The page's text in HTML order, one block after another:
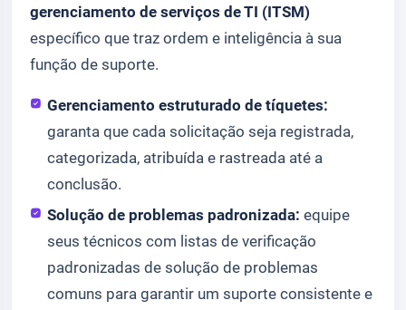
gerenciamento de serviços de TI (ITSM)
específico que traz ordem e inteligência à sua
função de suporte.
Gerenciamento estruturado de tíquetes:
garanta que cada solicitação seja registrada,
categorizada, atribuída e rastreada até a
conclusão.
Solução de problemas padronizada: equipe
seus técnicos com listas de verificação
padronizadas de solução de problemas
comuns para garantir um suporte consistente e